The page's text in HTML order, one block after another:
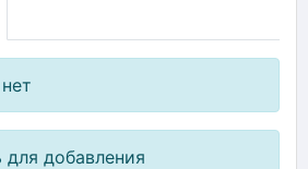
для добавления